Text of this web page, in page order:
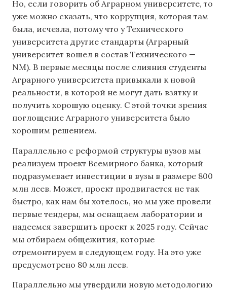
Но, если говорить об Аграрном университете, то
уже можно сказать, что коррупция, которая там
была, исчезла, потому что у Технического
университета другие стандарты (Аграрный
университет вошел в состав Технического —
NM). В первые месяцы после слияния студенты
Аграрного университета привыкали к новой
реальности, в которой не могут дать взятку и
получить хорошую оценку. С этой точки зрения
поглощение Аграрного университета было
хорошим решением.
Параллельно с реформой структуры вузов мы
реализуем проект Всемирного банка, который
подразумевает инвестиции в вузы в размере 800
млн леев. Может, проект продвигается не так
быстро, как нам бы хотелось, но мы уже провели
первые тендеры, мы оснащаем лаборатории и
надеемся завершить проект к 2025 году. Сейчас
мы отбираем общежития, которые
отремонтируем в следующем году. На это уже
предусмотрено 80 млн леев.
Параллельно мы утвердили новую методологию